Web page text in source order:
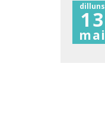
dilluns
13
mai